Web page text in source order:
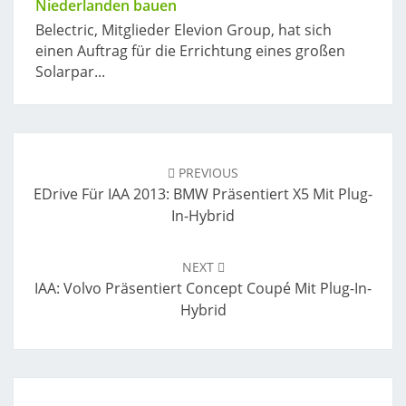
Niederlanden bauen
Belectric, Mitglieder Elevion Group, hat sich
einen Auftrag für die Errichtung eines großen
Solarpar...
PREVIOUS
EDrive Für IAA 2013: BMW Präsentiert X5 Mit Plug-
In-Hybrid
NEXT
IAA: Volvo Präsentiert Concept Coupé Mit Plug-In-
Hybrid